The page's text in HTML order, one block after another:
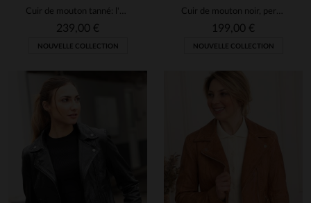
Cuir de mouton tanné: l'esprit biker dans un perfecto noir.
239,00 €
NOUVELLE COLLECTION
Cuir de mouton noir, perfecto slim fit au style rock et intemporel.
199,00 €
NOUVELLE COLLECTION